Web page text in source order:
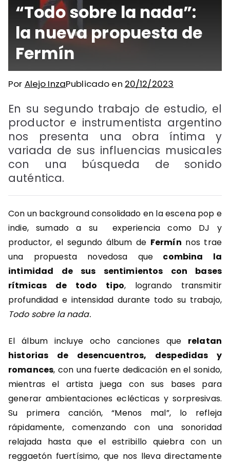
“Todo sobre la nada”:
la nueva propuesta de
Fermín
Por Alejo InzaPublicado en 20/12/2023
En su segundo trabajo de estudio, el
productor e instrumentista argentino
nos presenta una obra íntima y
variada de sus influencias musicales
con una búsqueda de sonido
auténtica.
Con un background consolidado en la escena pop e
indie, sumado a su experiencia como DJ y
productor, el segundo álbum de Fermín nos trae
una propuesta novedosa que combina la
intimidad de sus sentimientos con bases
rítmicas de todo tipo, logrando transmitir
profundidad e intensidad durante todo su trabajo,
Todo sobre la nada.
El álbum incluye ocho canciones que relatan
historias de desencuentros, despedidas y
romances, con una fuerte dedicación en el sonido,
mientras el artista juega con sus bases para
generar ambientaciones eclécticas y sorpresivas.
Su primera canción, “Menos mal”, lo refleja
rápidamente, comenzando con una sonoridad
relajada hasta que el estribillo quiebra con un
reggaetón fuertísimo, que nos lleva directamente